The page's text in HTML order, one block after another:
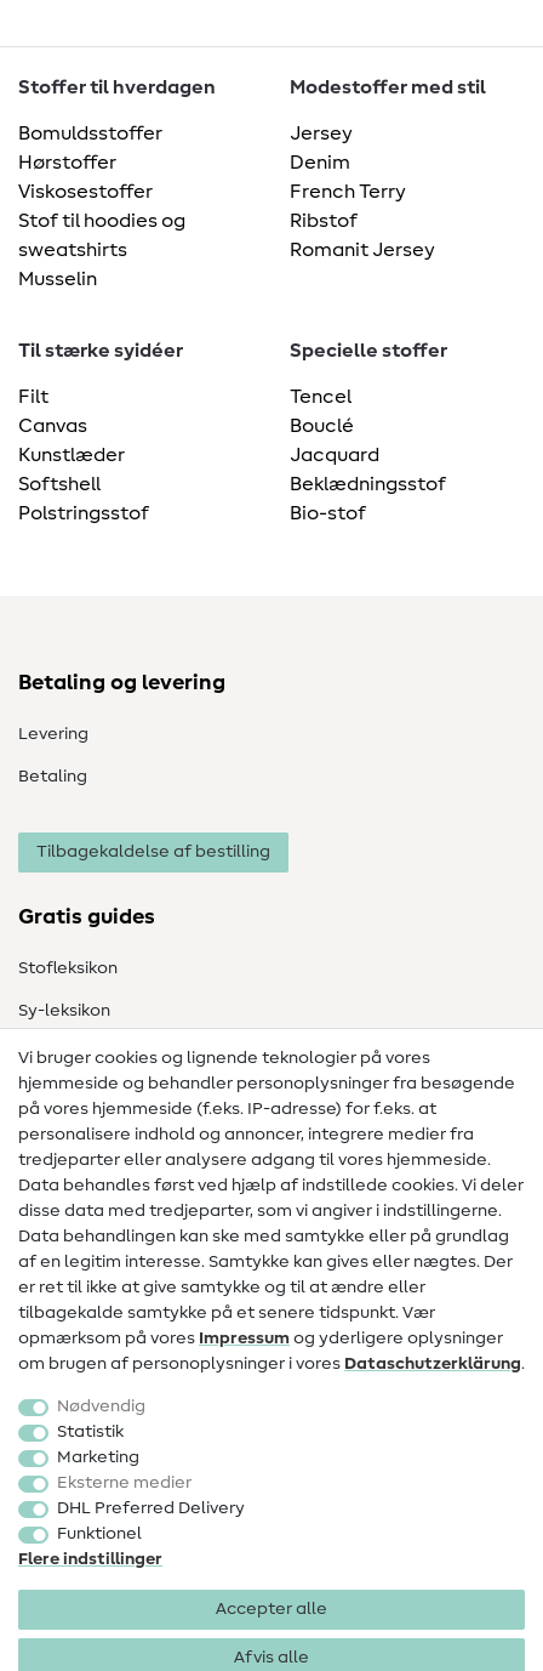
Stoffer til hverdagen
Bomuldsstoffer
Hørstoffer
Viskosestoffer
Stof til hoodies og
sweatshirts
Musselin
Modestoffer med stil
Jersey
Denim
French Terry
Ribstof
Romanit Jersey
Til stærke syidéer
Filt
Canvas
Kunstlæder
Softshell
Polstringsstof
Specielle stoffer
Tencel
Bouclé
Jacquard
Beklædningsstof
Bio-stof
Betaling og levering
Levering
Betaling
Tilbagekaldelse af bestilling
Gratis guides
Stofleksikon
Sy-leksikon
Syvejledninger
Hjælp & kontakt
Kontakt
Information om ændring af operatør
FAQ
Fortrydelsesret
Populært
Sytilbehør
Udsalg
Vi bruger cookies og lignende teknologier på vores
hjemmeside og behandler personoplysninger fra besøgende
på vores hjemmeside (f.eks. IP-adresse) for f.eks. at
personalisere indhold og annoncer, integrere medier fra
tredjeparter eller analysere adgang til vores hjemmeside.
Data behandles først ved hjælp af indstillede cookies. Vi deler
disse data med tredjeparter, som vi angiver i indstillingerne.
Data behandlingen kan ske med samtykke eller på grundlag
af en legitim interesse. Samtykke kan gives eller nægtes. Der
er ret til ikke at give samtykke og til at ændre eller
tilbagekalde samtykke på et senere tidspunkt. Vær
opmærksom på vores Impressum og yderligere oplysninger
om brugen af personoplysninger i vores Data­schutz­erklärung.
Nødvendig
Statistik
Marketing
Eksterne medier
DHL Preferred Delivery
Funktionel
Flere indstillinger
Accepter alle
Afvis alle
Impressum Databeskyttelse
AGB